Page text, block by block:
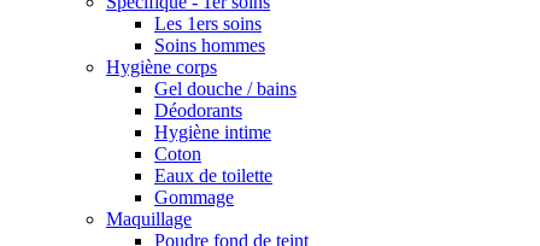
Les 1ers soins
Soins hommes
Hygiène corps
Gel douche / bains
Déodorants
Hygiène intime
Coton
Eaux de toilette
Gommage
Maquillage
Poudre fond de teint